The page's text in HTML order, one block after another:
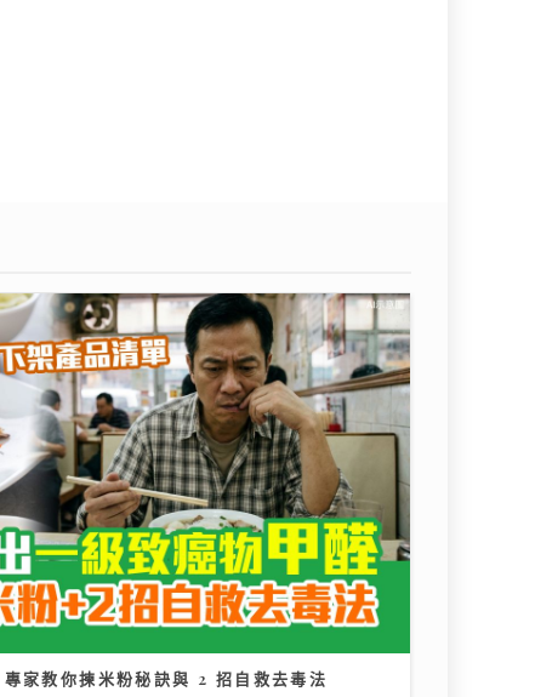
家教你揀米粉秘訣與 2 招自救去毒法